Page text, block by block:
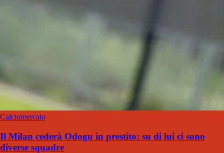
Calciomercato
Il Milan cederà Odogu in prestito: su di lui ci sono
diverse squadre